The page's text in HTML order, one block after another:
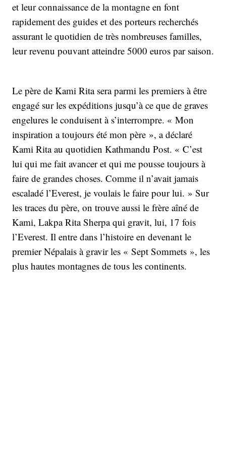
et leur connaissance de la montagne en font
rapidement des guides et des porteurs recherchés
assurant le quotidien de très nombreuses familles,
leur revenu pouvant atteindre 5000 euros par saison.
Le père de Kami Rita sera parmi les premiers à être
engagé sur les expéditions jusqu’à ce que de graves
engelures le conduisent à s’interrompre. « Mon
inspiration a toujours été mon père », a déclaré
Kami Rita au quotidien Kathmandu Post. « C’est
lui qui me fait avancer et qui me pousse toujours à
faire de grandes choses. Comme il n’avait jamais
escaladé l’Everest, je voulais le faire pour lui. » Sur
les traces du père, on trouve aussi le frère aîné de
Kami, Lakpa Rita Sherpa qui gravit, lui, 17 fois
l’Everest. Il entre dans l’histoire en devenant le
premier Népalais à gravir les « Sept Sommets », les
plus hautes montagnes de tous les continents.